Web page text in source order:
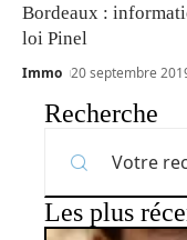
Bordeaux :
loi Pinel
Immo 20 septembre
Recherche
Les plus